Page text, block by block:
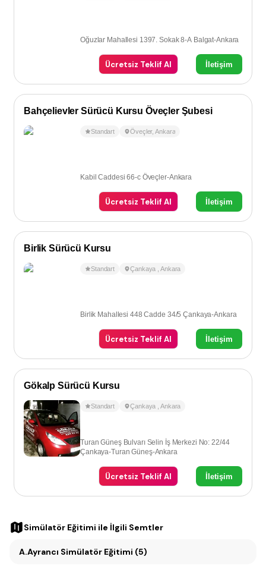
Oğuzlar Mahallesi 1397. Sokak 8-A Balgat-Ankara
Ücretsiz Teklif Al İletişim
Bahçelievler Sürücü Kursu Öveçler Şubesi
Standart Öveçler,Ankara
Kabil Caddesi 66-c Öveçler-Ankara
Ücretsiz Teklif Al İletişim
Birlik Sürücü Kursu
Standart Çankaya ,Ankara
Birlik Mahallesi 448 Cadde 34/5 Çankaya-Ankara
Ücretsiz Teklif Al İletişim
Gökalp Sürücü Kursu
Standart Çankaya ,Ankara
Turan Güneş Bulvarı Selin İş Merkezi No: 22/44
Çankaya-Turan Güneş-Ankara
Ücretsiz Teklif Al İletişim
Simülatör Eğitimi ile İlgili Semtler
A.Ayrancı Simülatör Eğitimi (5)